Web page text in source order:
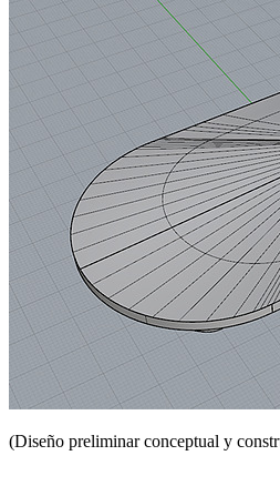
(Diseño preliminar conceptual y